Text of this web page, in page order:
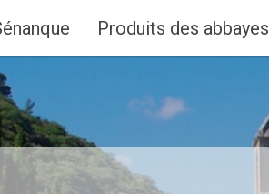
Produits des abbayes